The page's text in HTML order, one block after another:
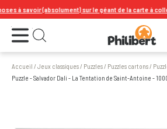
à savoir (absolument) sur le géant de la carte à
Ouvrir le menu Ouvrir la recherche
Accueil /Jeux classiques/ Puzzles/ Puzzles cartons/
Puzzle - Salvador Dali - La Tentation de Saint-Antoine -